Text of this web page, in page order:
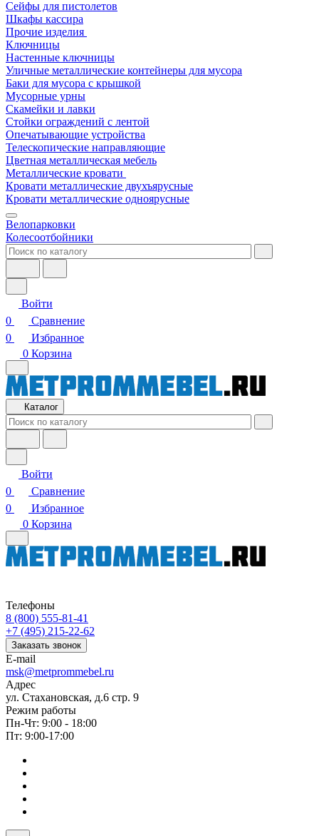
Сейфы для пистолетов
Шкафы кассира
Прочие изделия
Ключницы
Настенные ключницы
Уличные металлические контейнеры для мусора
Баки для мусора с крышкой
Мусорные урны
Скамейки и лавки
Стойки ограждений с лентой
Опечатывающие устройства
Телескопические направляющие
Цветная металлическая мебель
Металлические кровати
Кровати металлические двухъярусные
Кровати металлические одноярусные
Велопарковки
Колесоотбойники
Войти
0
Сравнение
0
Избранное
0 Корзина
Каталог
Войти
0
Сравнение
0
Избранное
0 Корзина
Телефоны
8 (800) 555-81-41
+7 (495) 215-22-62
Заказать звонок
E-mail
msk@metprommebel.ru
Адрес
ул. Стахановская, д.6 стр. 9
Режим работы
Пн-Чт: 9:00 - 18:00
Пт: 9:00-17:00